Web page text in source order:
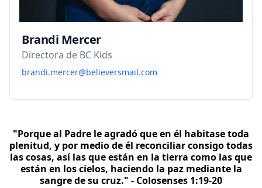
Brandi Mercer
Directora de BC Kids
brandi.mercer@believersmail.com
"Porque al Padre le agradó que en él habitase toda
plenitud, y por medio de él reconciliar consigo todas
las cosas, así las que están en la tierra como las que
están en los cielos, haciendo la paz mediante la
sangre de su cruz." - Colosenses 1:19-20